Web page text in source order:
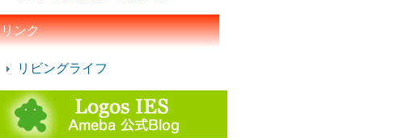
リンク
リビングライフ